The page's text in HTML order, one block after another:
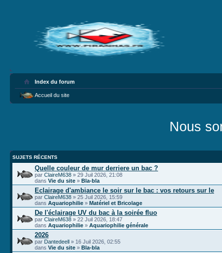
Index du forum
Accueil du site
Nous
SUJETS RÉCENTS
Quelle couleur de mur derriere un bac ?
par ClaireM638 » 29 Juil 2026, 21:08
dans Vie du site » Bla-bla
Eclairage d'ambiance le soir sur le bac : vos retours sur le
par ClaireM638 » 25 Juil 2026, 15:59
dans Aquariophilie » Matériel et Bricolage
De l'éclairage UV du bac à la soirée fluo
par ClaireM638 » 22 Juil 2026, 18:47
dans Aquariophilie » Aquariophilie générale
2026
par Dantedeell » 16 Juil 2026, 02:55
dans Vie du site » Bla-bla